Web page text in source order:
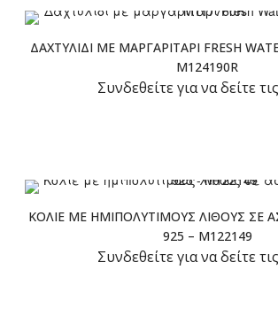
ΔΑΧΤΥΛΊΔΙ ΜΕ ΜΑΡΓΑΡΙΤΆΡΙ FRESH
M124190R
Συνδεθείτε για να δείτε
ΚΟΛΙΈ ΜΕ ΗΜΙΠΟΛΎΤΙΜΟΥΣ ΛΊΘΟΥΣ ΣΕ
925 – M122149
Συνδεθείτε για να δείτε